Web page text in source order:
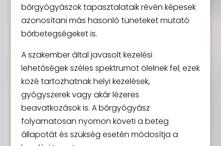
bőrgyógyászok tapasztalataik révén képesek
azonosítani más hasonló tüneteket mutató
bőrbetegségeket is.
A szakember által javasolt kezelési
lehetőségek széles spektrumot ölelnek fel; ezek
közé tartozhatnak helyi kezelések,
gyógyszerek vagy akár lézeres
beavatkozások is. A bőrgyógyász
folyamatosan nyomon követi a beteg
állapotát és szükség esetén módosítja a